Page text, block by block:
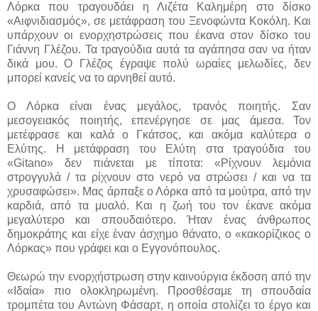
Λόρκα που τραγουδάει η Λιζέτα Καλημέρη στο δίσκο
«Αιφνιδιασμός», σε μετάφραση του Ξενοφώντα Κοκόλη. Και
υπάρχουν οι ενορχηστρώσεις που έκανα στον δίσκο του
Γιάννη Γλέζου. Τα τραγούδια αυτά τα αγάπησα σαν να ήταν
δικά μου. Ο Γλέζος έγραψε πολύ ωραίες μελωδίες, δεν
μπορεί κανείς να το αρνηθεί αυτό.
Ο Λόρκα είναι ένας μεγάλος, τρανός ποιητής. Σαν
μεσογειακός ποιητής, επενέργησε σε μας άμεσα. Τον
μετέφρασε και καλά ο Γκάτσος, και ακόμα καλύτερα ο
Ελύτης. Η μετάφραση του Ελύτη στα τραγούδια του
«Gitano» δεν πιάνεται με τίποτα: «Ρίχνουν λεμόνια
στρογγυλά / τα ρίχνουν στο νερό να στρώσει / και να τα
χρυσαφώσει». Μας άρπαξε ο Λόρκα από τα μούτρα, από την
καρδιά, από τα μυαλό. Και η ζωή του τον έκανε ακόμα
μεγαλύτερο και σπουδαιότερο. Ήταν ένας άνθρωπος
δημοκράτης και είχε έναν άσχημο θάνατο, ο «κακορίζικος ο
Λόρκας» που γράφει και ο Εγγονόπουλος.
Θεωρώ την ενορχήστρωση στην καινούργια έκδοση από την
«Ιδαία» πιο ολοκληρωμένη. Προσθέσαμε τη σπουδαία
τρομπέτα του Αντώνη Φάσαρτ, η οποία στολίζει το έργο και